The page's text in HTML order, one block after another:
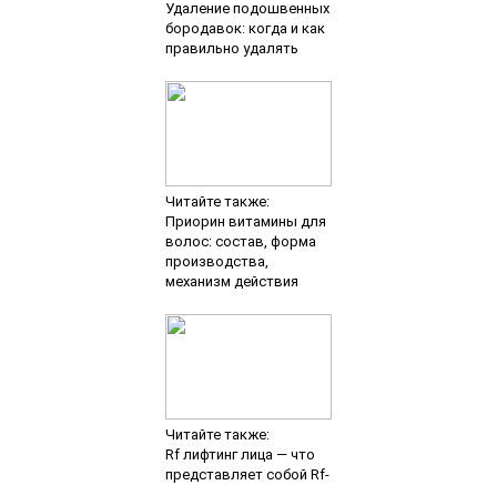
Удаление подошвенных
бородавок: когда и как
правильно удалять
Читайте также:
Приорин витамины для
волос: состав, форма
производства,
механизм действия
Читайте также:
Rf лифтинг лица — что
представляет собой Rf-